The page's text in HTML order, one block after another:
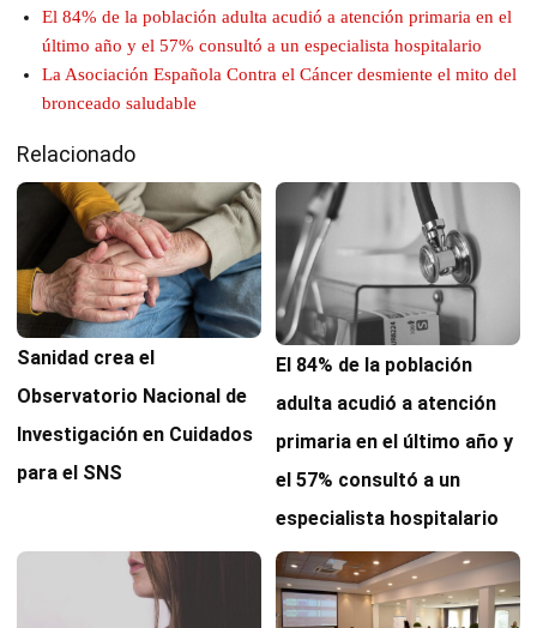
El 84% de la población adulta acudió a atención primaria en el
último año y el 57% consultó a un especialista hospitalario
La Asociación Española Contra el Cáncer desmiente el mito del
bronceado saludable
Relacionado
Sanidad crea el
Observatorio Nacional de
Investigación en Cuidados
para el SNS
El 84% de la población
adulta acudió a atención
primaria en el último año y
el 57% consultó a un
especialista hospitalario